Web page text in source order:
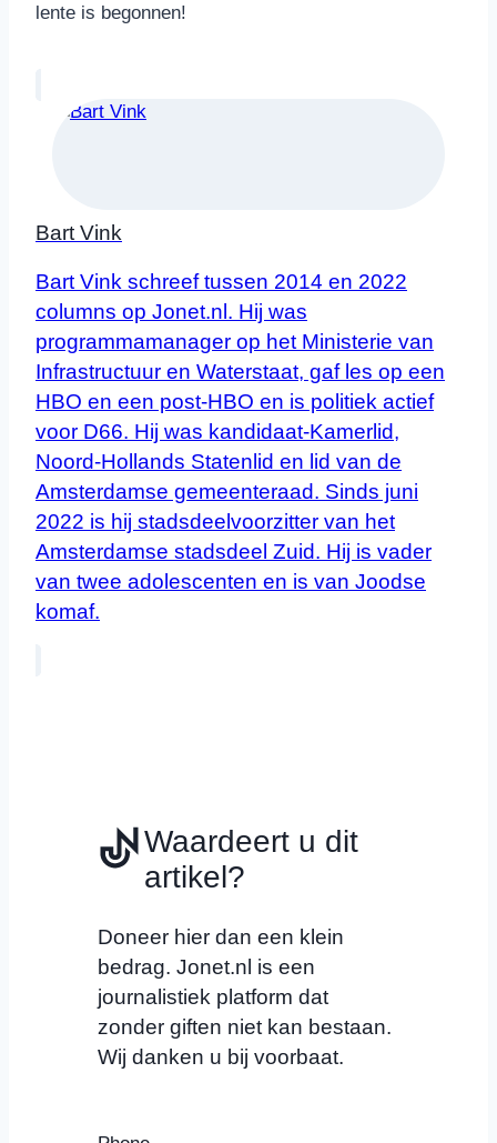
lente is begonnen!
Bart Vink
Bart Vink schreef tussen 2014 en 2022
columns op Jonet.nl. Hij was
programmamanager op het Ministerie van
Infrastructuur en Waterstaat, gaf les op een
HBO en een post-HBO en is politiek actief
voor D66. Hij was kandidaat-Kamerlid,
Noord-Hollands Statenlid en lid van de
Amsterdamse gemeenteraad. Sinds juni
2022 is hij stadsdeelvoorzitter van het
Amsterdamse stadsdeel Zuid. Hij is vader
van twee adolescenten en is van Joodse
komaf.
Waardeert u dit
artikel?
Doneer hier dan een klein
bedrag. Jonet.nl is een
journalistiek platform dat
zonder giften niet kan bestaan.
Wij danken u bij voorbaat.